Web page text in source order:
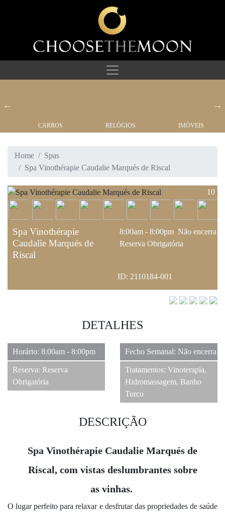
CARROS RELÓGIOS IMÓVEIS
Home
Spas
Spa Vinothérapie Caudalie Marqués de Riscal
10
Spa Vinothérapie
Caudalie Marqués de
Riscal
8:00am - 8:00pm Não encerra
Reserva Obrigatória
ID: 2110184-001
DETALHES
Horário: 8:00am - 8:00pm Fecho Semanal: Não encerra
Reserva: Reserva
Obrigatória
Tratamentos: Vinoterapia,
Hidromassagem, Banho
Turco
DESCRIÇÃO
Spa Vinothérapie Caudalie Marqués de
Riscal, com vistas deslumbrantes sobre
as vinhas.
O lugar perfeito para relaxar e desfrutar das propriedades de saúde